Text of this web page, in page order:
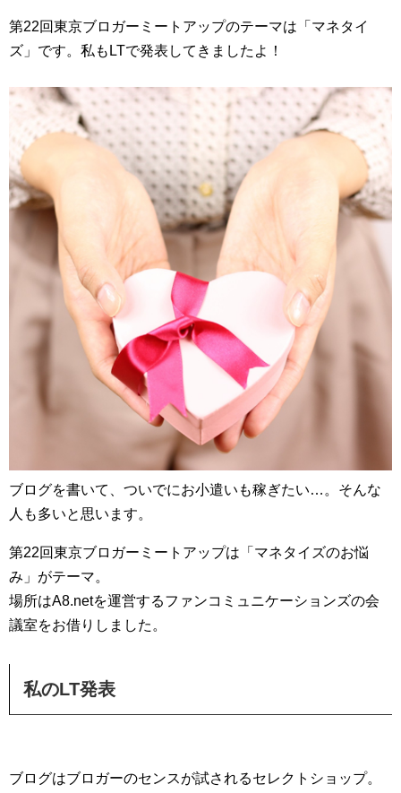
第22回東京ブロガーミートアップのテーマは「マネタイ
ズ」です。私もLTで発表してきましたよ！
ブログを書いて、ついでにお小遣いも稼ぎたい…。そんな
人も多いと思います。
第22回東京ブロガーミートアップは「マネタイズのお悩
み」がテーマ。
場所はA8.netを運営するファンコミュニケーションズの会
議室をお借りしました。
私のLT発表
ブログはブロガーのセンスが試されるセレクトショップ。